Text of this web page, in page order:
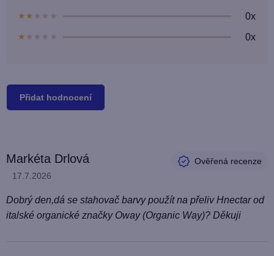
0x
0x
Přidat hodnocení
ý
p
i
s
Markéta Drlová
Hodnocení produktu je 5 z 5 hvězdiček.
17.7.2026
Dobrý den,dá se stahovač barvy použít na přeliv Hnectar od
italské organické značky Oway (Organic Way)? Děkuji